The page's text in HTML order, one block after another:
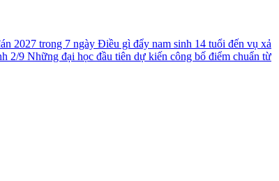
2027 trong 7 ngày Điều gì đẩy nam sinh 14 tuổi đến vụ xả
2/9 Những đại học đầu tiên dự kiến công bố điểm chuẩn từ